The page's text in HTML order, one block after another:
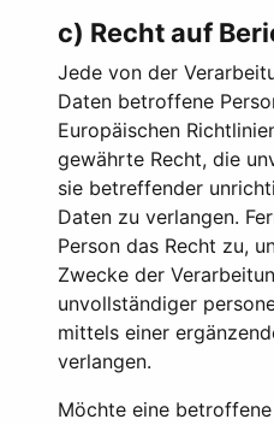
c) Recht auf
Jede von der
Daten betroffene
Europäischen
gewährte Recht, die
sie betreffender
Daten zu verlangen.
Person das Recht zu,
Zwecke der
unvollständiger
mittels einer
verlangen.
Möchte eine